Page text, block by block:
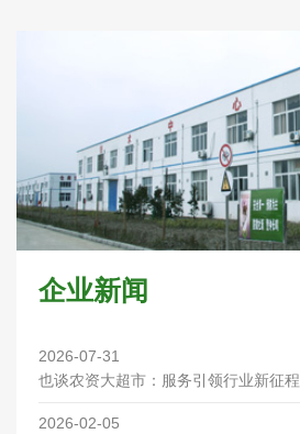
企业新闻
2026-07-31
也谈农资大超市：服务引领行业新征程
2026-02-05